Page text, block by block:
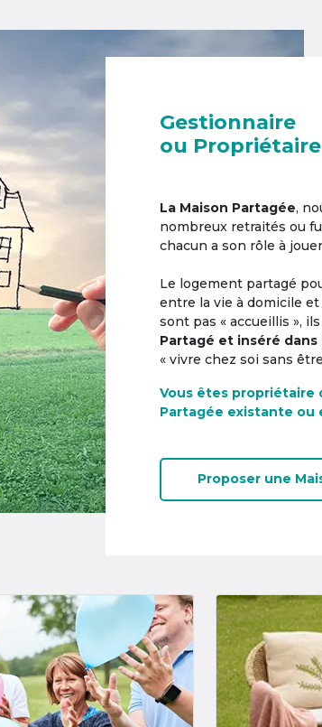
Gestionnaire
ou
La Maison Partagée,
nombreux retraités ou
chacun a son rôle à
Le logement partagé
entre la vie à domicile et
sont pas « accueillis »,
Partagé et inséré dans
« vivre chez soi sans
Vous êtes propriétaire
Partagée existante ou
Proposer une